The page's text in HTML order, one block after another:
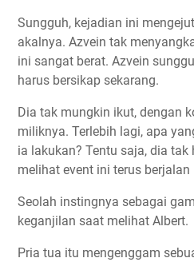
Sungguh, kejadian ini
akalnya. Azvein tak
ini sangat berat. Azvein
harus bersikap sekarang.
Dia tak mungkin ikut, dengan
miliknya. Terlebih lagi, apa
ia lakukan? Tentu saja, dia
melihat event ini terus
Seolah instingnya sebagai
keganjilan saat melihat Albert.
Pria tua itu mengenggam